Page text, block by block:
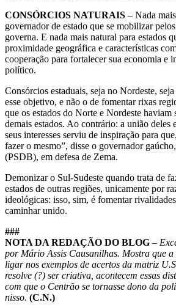
CONSÓRCIOS NATURAIS – Nada
governador de estado que se mobilizar
governa. E nada mais natural para estados
proximidade geográfica e características
cooperação para fortalecer sua economia e
político.
Consórcios estaduais, seja no Nordeste,
esse objetivo, e não o de fomentar rixas
que os estados do Norte e Nordeste haviam
demais estados. Ao contrário: a união deles
seus interesses serviu de inspiração para
fazer o mesmo”, disse o governador
(PSDB), em defesa de Zema.
Demonizar o Sul-Sudeste quando trata de
estados de outras regiões, unicamente por
ideológicas: isso, sim, é fomentar
caminhar unido.
###
NOTA DA REDAÇÃO DO BLOG –
por Mário Assis Causanilhas. Mostra que
ligar nos exemplos de acertos da matriz
resolve (?) ser criativa, acontecem essas
com que o Centrão se tornasse dono da
nisso. (C.N.)